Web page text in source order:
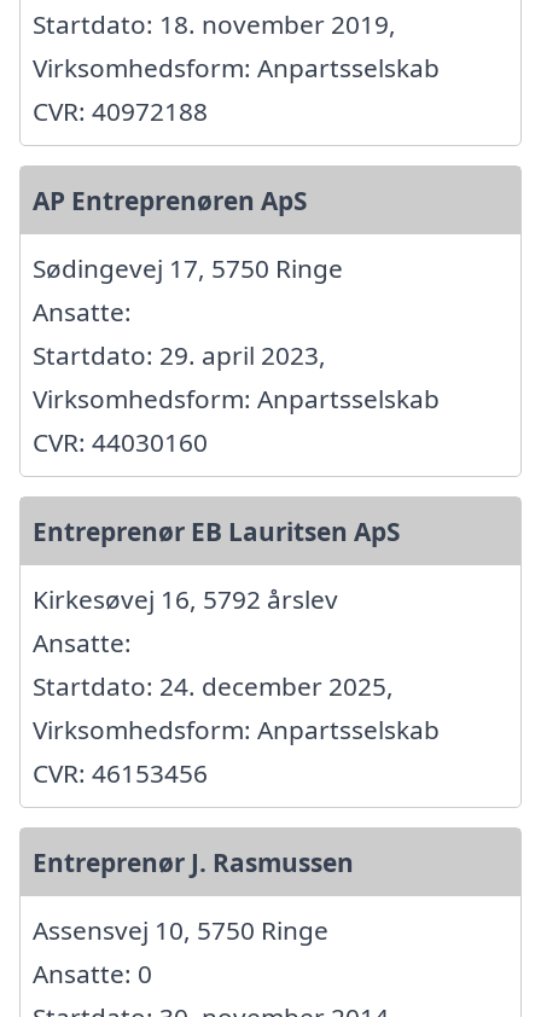
Startdato: 18. november 2019,
Virksomhedsform: Anpartsselskab
CVR: 40972188
AP Entreprenøren ApS
Sødingevej 17, 5750 Ringe
Ansatte:
Startdato: 29. april 2023,
Virksomhedsform: Anpartsselskab
CVR: 44030160
Entreprenør EB Lauritsen ApS
Kirkesøvej 16, 5792 årslev
Ansatte:
Startdato: 24. december 2025,
Virksomhedsform: Anpartsselskab
CVR: 46153456
Entreprenør J. Rasmussen
Assensvej 10, 5750 Ringe
Ansatte: 0